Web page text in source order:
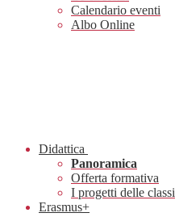
Calendario eventi
Albo Online
Didattica
Panoramica
Offerta formativa
I progetti delle classi
Erasmus+